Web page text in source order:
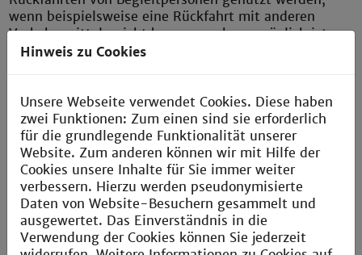
wenn beispielsweise eine Rückfahrt mit anderen
Verkehrsmitteln nicht bzw. nur schwer möglich ist.
Für die Fahrtkosten von Begleitpersonen zurück an
Formulare
(nur nach Anmeldung sichtbar)
Hinweis zu Cookies
Unsere Webseite verwendet Cookies. Diese haben
zwei Funktionen: Zum einen sind sie erforderlich
für die grundlegende Funktionalität unserer
Website. Zum anderen können wir mit Hilfe der
Cookies unsere Inhalte für Sie immer weiter
verbessern. Hierzu werden pseudonymisierte
Daten von Website-Besuchern gesammelt und
ausgewertet. Das Einverständnis in die
Verwendung der Cookies können Sie jederzeit